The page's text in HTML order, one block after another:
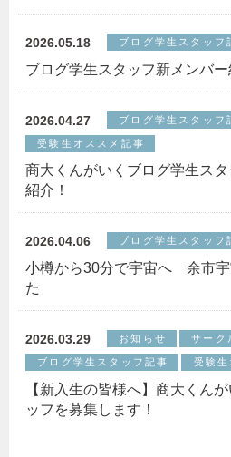
2026.05.18 ブログ学生スタッフ
ブログ学生スタッフ新メンバー
2026.04.27 ブログ学生スタッフ
受験生オススメ記事
商大くんがいくブログ学生ス
紹介！
2026.04.06 ブログ学生スタッフ
小樽から30分で宇宙へ 余市宇
た
2026.03.29 お知らせ サーク
ブログ学生スタッフ記事 受験
【新入生の皆様へ】商大くん
ッフを募集します！